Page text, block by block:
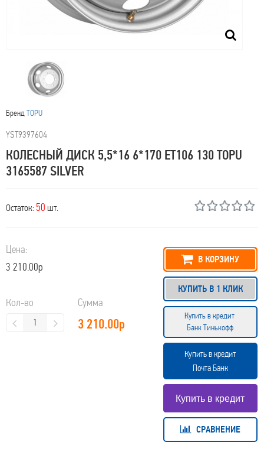
БрендTOPU
YST9397604
КОЛЕСНЫЙ ДИСК 5,5*16 6*170 ET106 130 TOPU
3165587 SILVER
Остаток: 50 шт.
Цена:
3 210.00р
Кол-во Сумма
3 210.00р
В КОРЗИНУ
КУПИТЬ В 1 КЛИК
Купить в кредит
Банк Тинькофф
Купить в кредит
Почта Банк
СРАВНЕНИЕ